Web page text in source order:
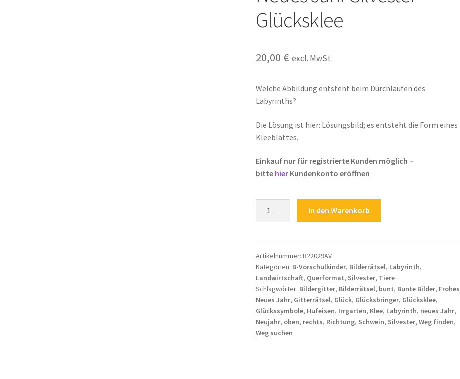
Glücksklee
20,00 € excl. MwSt
Welche Abbildung entsteht beim Durchlaufen des
Labyrinths?
Die Lösung ist hier: Lösungsbild; es entsteht die Form eines
Kleeblattes.
Einkauf nur für registrierte Kunden möglich –
bitte hier Kundenkonto eröffnen
Neues
Jahr
Silvester
Glücksklee
Menge
In den Warenkorb
Artikelnummer:B22029AV
Kategorien: B-Vorschulkinder, Bilderrätsel, Labyrinth,
Landwirtschaft, Querformat, Silvester, Tiere
Schlagwörter: Bildergitter, Bilderrätsel, bunt, Bunte Bilder, Frohes
Neues Jahr, Gitterrätsel, Glück, Glücksbringer, Glücksklee,
Glückssymbole, Hufeisen, Irrgarten, Klee, Labyrinth, neues Jahr,
Neujahr, oben, rechts, Richtung, Schwein, Silvester,Weg finden,
Weg suchen